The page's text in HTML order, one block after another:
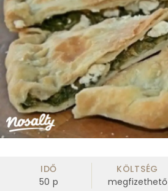
IDŐ
50 p
KÖLTSÉG
megfizethető